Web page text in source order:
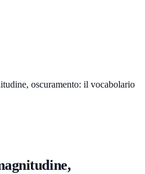
oscuramento: il vocabolario